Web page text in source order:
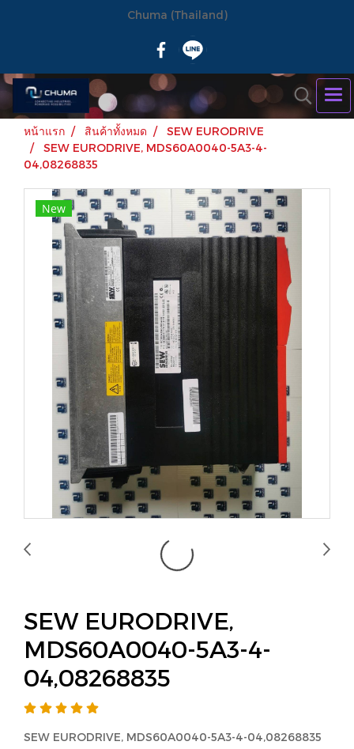
Chuma (Thailand)
หน้าแรก สินค้าทั้งหมด
SEW EURODRIVE
SEW EURODRIVE, MDS60A0040-5A3-4-
04,08268835
New
SEW EURODRIVE,
MDS60A0040-5A3-4-
04,08268835
SEW EURODRIVE, MDS60A0040-5A3-4-04,08268835